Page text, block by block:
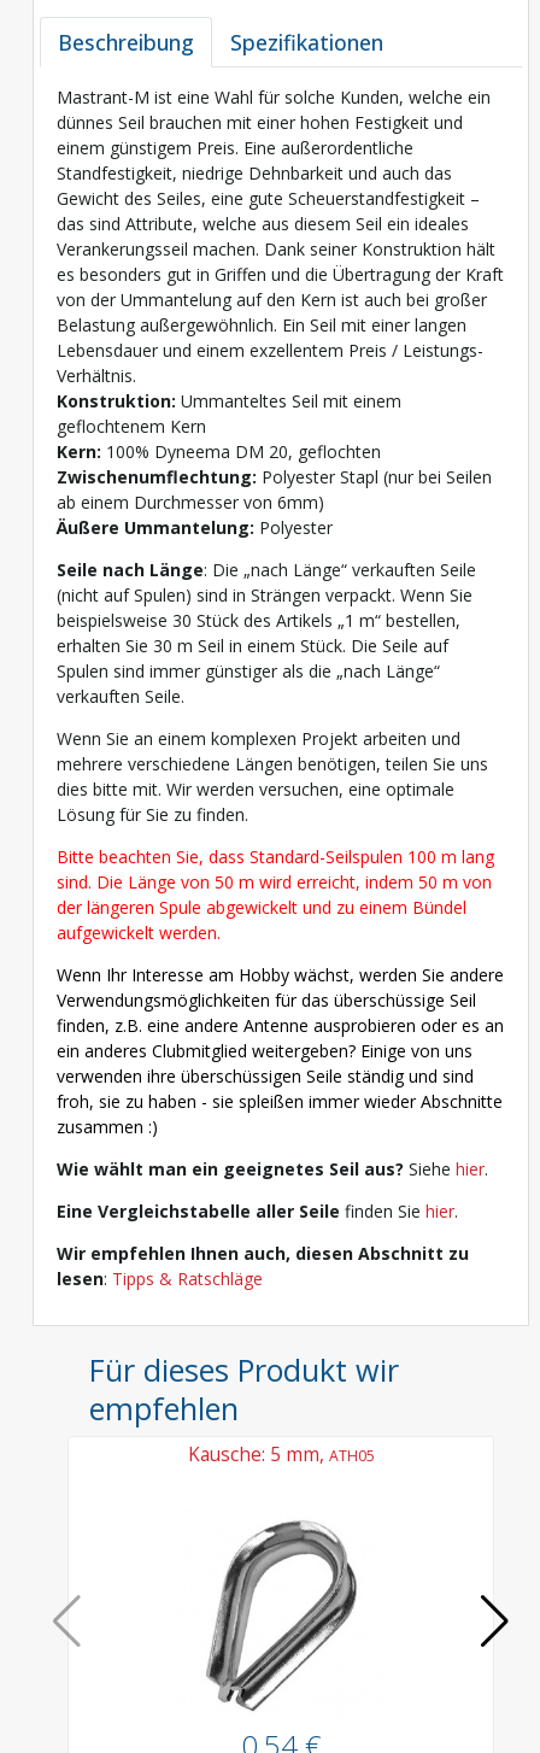
Beschreibung Spezifikationen
Mastrant-M ist eine Wahl für solche Kunden, welche ein
dünnes Seil brauchen mit einer hohen Festigkeit und
einem günstigem Preis. Eine außerordentliche
Standfestigkeit, niedrige Dehnbarkeit und auch das
Gewicht des Seiles, eine gute Scheuerstandfestigkeit –
das sind Attribute, welche aus diesem Seil ein ideales
Verankerungsseil machen. Dank seiner Konstruktion hält
es besonders gut in Griffen und die Übertragung der Kraft
von der Ummantelung auf den Kern ist auch bei großer
Belastung außergewöhnlich. Ein Seil mit einer langen
Lebensdauer und einem exzellentem Preis / Leistungs-
Verhältnis.
Konstruktion: Ummanteltes Seil mit einem
geflochtenem Kern
Kern: 100% Dyneema DM 20, geflochten
Zwischenumflechtung: Polyester Stapl (nur bei Seilen
ab einem Durchmesser von 6mm)
Äußere Ummantelung: Polyester
Seile nach Länge: Die „nach Länge“ verkauften Seile
(nicht auf Spulen) sind in Strängen verpackt. Wenn Sie
beispielsweise 30 Stück des Artikels „1 m“ bestellen,
erhalten Sie 30 m Seil in einem Stück. Die Seile auf
Spulen sind immer günstiger als die „nach Länge“
verkauften Seile.
Wenn Sie an einem komplexen Projekt arbeiten und
mehrere verschiedene Längen benötigen, teilen Sie uns
dies bitte mit. Wir werden versuchen, eine optimale
Lösung für Sie zu finden.
Bitte beachten Sie, dass Standard-Seilspulen 100 m lang
sind. Die Länge von 50 m wird erreicht, indem 50 m von
der längeren Spule abgewickelt und zu einem Bündel
aufgewickelt werden.
Wenn Ihr Interesse am Hobby wächst, werden Sie andere
Verwendungsmöglichkeiten für das überschüssige Seil
finden, z.B. eine andere Antenne ausprobieren oder es an
ein anderes Clubmitglied weitergeben? Einige von uns
verwenden ihre überschüssigen Seile ständig und sind
froh, sie zu haben - sie spleißen immer wieder Abschnitte
zusammen :)
Wie wählt man ein geeignetes Seil aus? Siehe hier.
Eine Vergleichstabelle aller Seile finden Sie hier.
Wir empfehlen Ihnen auch, diesen Abschnitt zu
lesen: Tipps & Ratschläge
Für dieses Produkt wir
empfehlen
Kausche: 5 mm, ATH05
0,54 €